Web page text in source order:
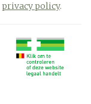
privacy policy.